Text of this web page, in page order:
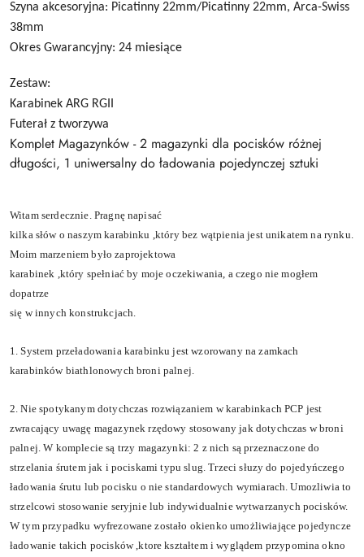
Szyna akcesoryjna: Picatinny 22mm/Picatinny 22mm, Arca-Swiss
38mm
Okres Gwarancyjny: 24 miesiące
Zestaw:
Karabinek ARG RGII
Futerał z tworzywa
Komplet Magazynków - 2 magazynki dla pocisków różnej
długości, 1 uniwersalny do ładowania pojedynczej sztuki
Witam serdecznie. Pragnęnapisać
kilka słów o naszym karabinku ,który bez wątpienia jest unikatem na rynku.
Moim marzeniem było zaprojektowa
karabinek ,który spełniaćby moje oczekiwania, a czego nie mogłem
dopatrze
się w innych konstrukcjach.
1. System przeładowania karabinku jest wzorowany na zamkach
karabinków biathlonowych broni palnej.
2. Nie spotykanym dotychczas rozwiązaniem w karabinkach PCP jest
zwracający uwagę magazynek rzędowy stosowany jak dotychczas w broni
palnej. W komplecie są trzy magazynki: 2 z nich są przeznaczone do
strzelania śrutem jak i pociskami typu slug. Trzeci słuzy do pojedyńczego
ładowania śrutu lub pocisku o nie standardowych wymiarach. Umozliwia to
strzelcowi stosowanie seryjnie lub indywidualnie wytwarzanych pocisków.
W tym przypadku wyfrezowane zostało okienko umożliwiające pojedyncze
ładowanie takich pocisków ,ktore kształtem i wyglądem przypomina okno